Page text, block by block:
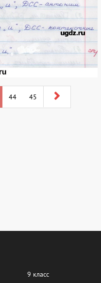
44 45
9 класс